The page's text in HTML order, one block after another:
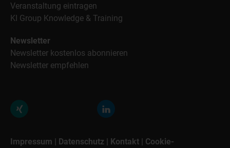
Veranstaltung eintragen
KI Group Knowledge & Training
Newsletter
Newsletter kostenlos abonnieren
Newsletter empfehlen
Impressum | Datenschutz | Kontakt | Cookie-